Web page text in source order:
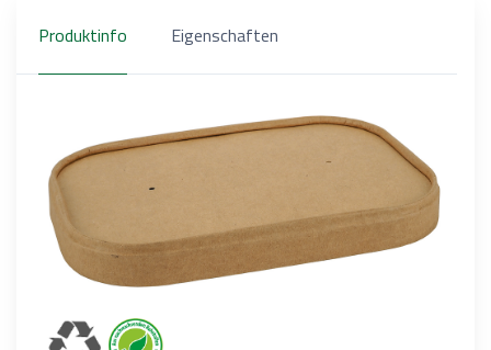
Produktinfo Eigenschaften